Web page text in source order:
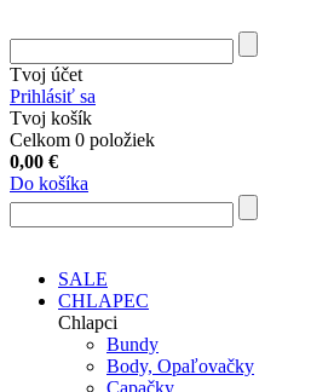
Tvoj účet
Prihlásiť sa
Tvoj košík
Celkom 0 položiek
0,00 €
Do košíka
SALE
CHLAPEC
Chlapci
Bundy
Body, Opaľovačky
Capačky